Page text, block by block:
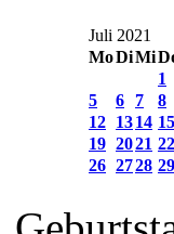
Juli 2021
MoDiMi
1
5
6 7
8
12 1314 15
19 2021 22
26 2728 29